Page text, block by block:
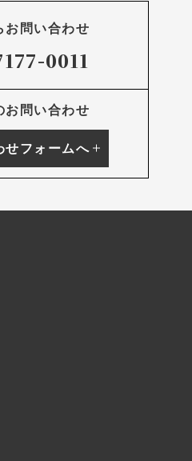
お問い合わせ
0011
お問い合わせ
せフォームへ